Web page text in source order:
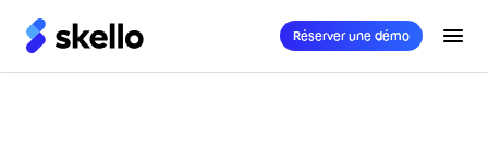
Réserver une démo